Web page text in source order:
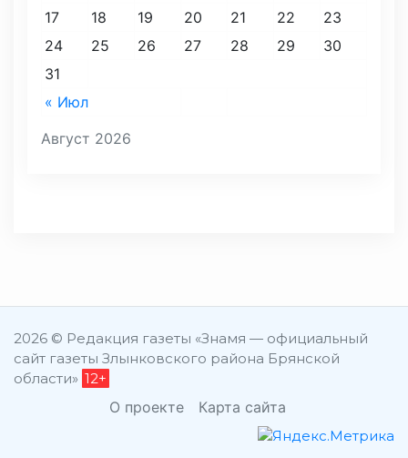
Август 2026
« Июл
17
18 19 20 21 22
23
24
25 26 27 28 29
30
31
2026 © Редакция газеты «Знамя — официальный
сайт газеты Злынковского района Брянской
области» 12+
О проекте Карта сайта